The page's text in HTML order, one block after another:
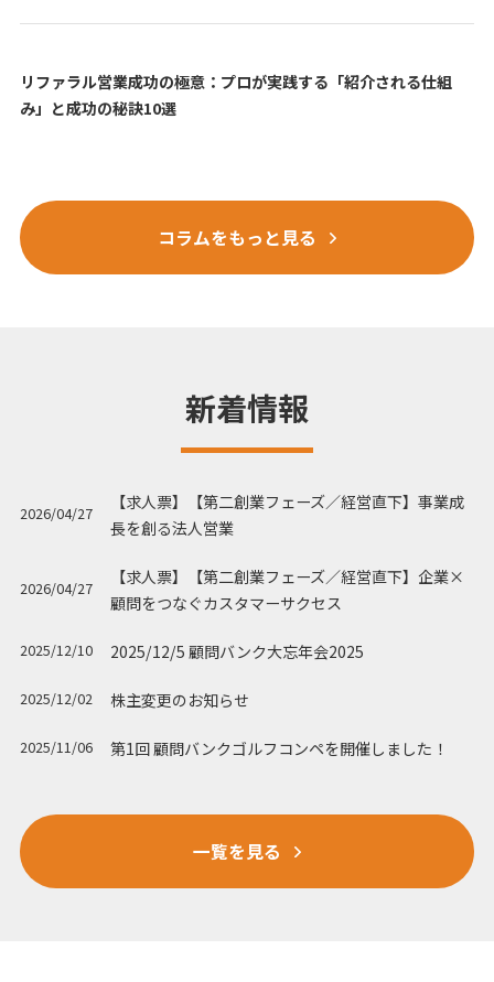
リファラル営業成功の極意：プロが実践する「紹介される仕組
み」と成功の秘訣10選
コラムをもっと見る
新着情報
2026/04/27
【求人票】【第二創業フェーズ／経営直下】事業成
長を創る法人営業
2026/04/27
【求人票】【第二創業フェーズ／経営直下】企業×
顧問をつなぐカスタマーサクセス
2025/12/10 2025/12/5 顧問バンク大忘年会2025
2025/12/02 株主変更のお知らせ
2025/11/06 第1回 顧問バンクゴルフコンペを開催しました！
一覧を見る